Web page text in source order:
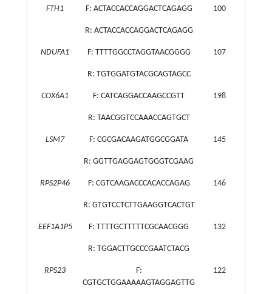
FTH1 F: ACTACCACCAGGACTCAGAGG 100
R: ACTACCACCAGGACTCAGAGG
NDUFA1 F: TTTTGGCCTAGGTAACGGGG 107
R: TGTGGATGTACGCAGTAGCC
COX6A1 F: CATCAGGACCAAGCCGTT 198
R: TAACGGTCCAAACCAGTGCT
LSM7 F: CGCGACAAGATGGCGGATA 145
R: GGTTGAGGAGTGGGTCGAAG
RPS2P46 F: CGTCAAGACCCACACCAGAG 146
R: GTGTCCTCTTGAAGGTCACTGT
EEF1A1P5 F: TTTTGCTTTTTCGCAACGGG 132
R: TGGACTTGCCCGAATCTACG
RPS23
F:
CGTGCTGGAAAAAGTAGGAGTTG
122